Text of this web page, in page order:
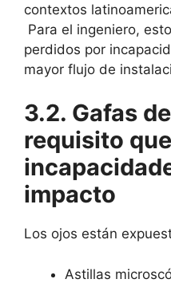
contextos
Para el ingeniero,
perdidos por
mayor flujo de
3.2. Gafas
requisito
impacto
Los ojos están
Astillas